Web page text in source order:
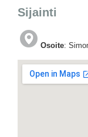
Sijainti
Osoite: